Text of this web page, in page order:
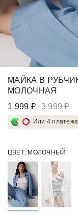
МАЙКА В
МОЛОЧНАЯ
1 999 ₽
3 999 ₽
Или 4
ЦВЕТ: МОЛОЧНЫЙ